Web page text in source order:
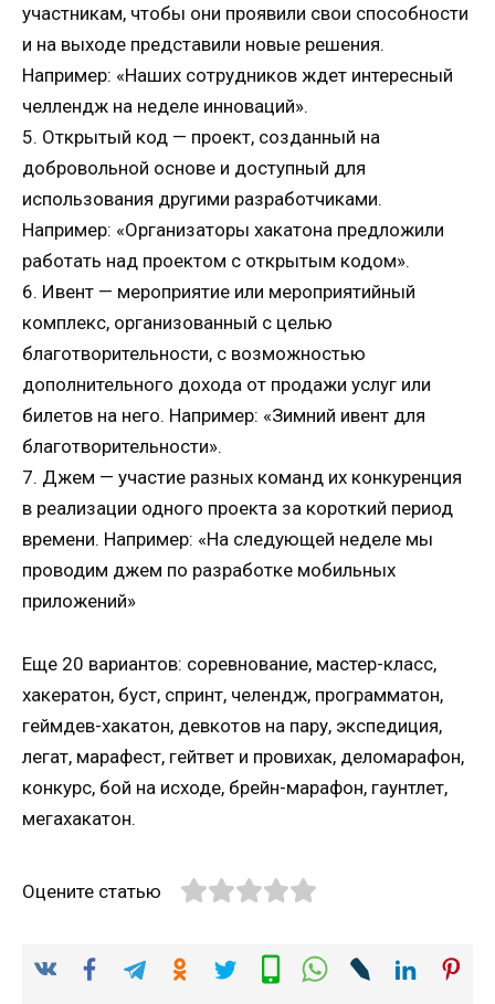
участникам, чтобы они проявили свои способности
и на выходе представили новые решения.
Например: «Наших сотрудников ждет интересный
челлендж на неделе инноваций».
5. Открытый код — проект, созданный на
добровольной основе и доступный для
использования другими разработчиками.
Например: «Организаторы хакатона предложили
работать над проектом с открытым кодом».
6. Ивент — мероприятие или мероприятийный
комплекс, организованный с целью
благотворительности, с возможностью
дополнительного дохода от продажи услуг или
билетов на него. Например: «Зимний ивент для
благотворительности».
7. Джем — участие разных команд их конкуренция
в реализации одного проекта за короткий период
времени. Например: «На следующей неделе мы
проводим джем по разработке мобильных
приложений»
Еще 20 вариантов: соревнование, мастер-класс,
хакератон, буст, спринт, челендж, программатон,
геймдев-хакатон, девкотов на пару, экспедиция,
легат, марафест, гейтвет и провихак, деломарафон,
конкурс, бой на исходе, брейн-марафон, гаунтлет,
мегахакатон.
Оцените статью